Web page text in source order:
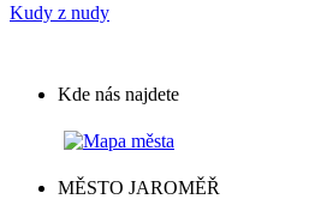
Kudy z nudy
Kde nás najdete
MĚSTO JAROMĚŘ